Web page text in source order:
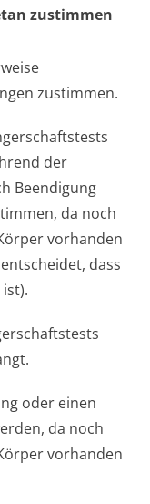
zustimmen
zustimmen.
der
Beendigung
da noch
vorhanden
dass
oder einen
da noch
vorhanden